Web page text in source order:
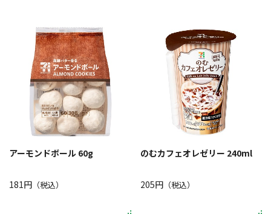
アーモンドボール 60g
181円 （税込）
のむカフェオレゼリー 240ml
205円（税込）